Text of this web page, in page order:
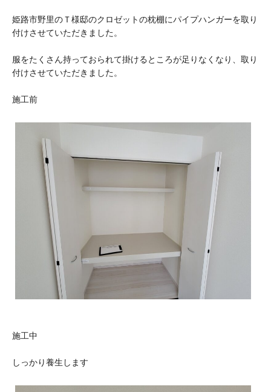
姫路市野里のＴ様邸のクロゼットの枕棚にパイプハンガーを取り
付けさせていただきました。
服をたくさん持っておられて掛けるところが足りなくなり、取り
付けさせていただきました。
施工前
施工中
しっかり養生します